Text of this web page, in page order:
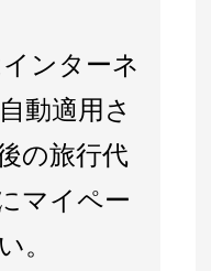
ンターネ
動適用さ
の旅行代
マイペー
。